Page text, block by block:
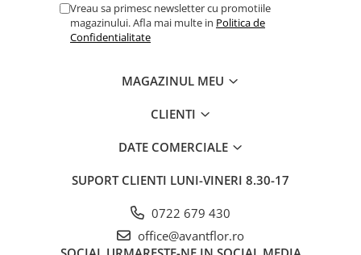
Vreau sa primesc newsletter cu promotiile
magazinului. Afla mai multe in Politica de
Confidentialitate
MAGAZINUL MEU
CLIENTI
DATE COMERCIALE
SUPORT CLIENTI LUNI-VINERI 8.30-17
0722 679 430
office@avantflor.ro